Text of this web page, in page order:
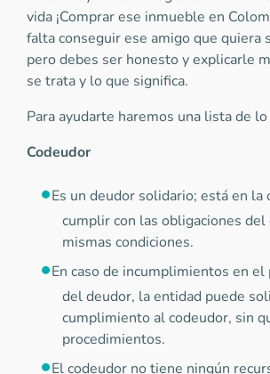
vida ¡Comprar ese inmueble en
falta conseguir ese amigo que quiera
pero debes ser honesto y explicarle
se trata y lo que significa.
Para ayudarte haremos una lista de
Codeudor
Es un deudor solidario; está en la
cumplir con las obligaciones del
mismas condiciones.
En caso de incumplimientos en el
del deudor, la entidad puede
cumplimiento al codeudor, sin
procedimientos.
El codeudor no tiene ningún